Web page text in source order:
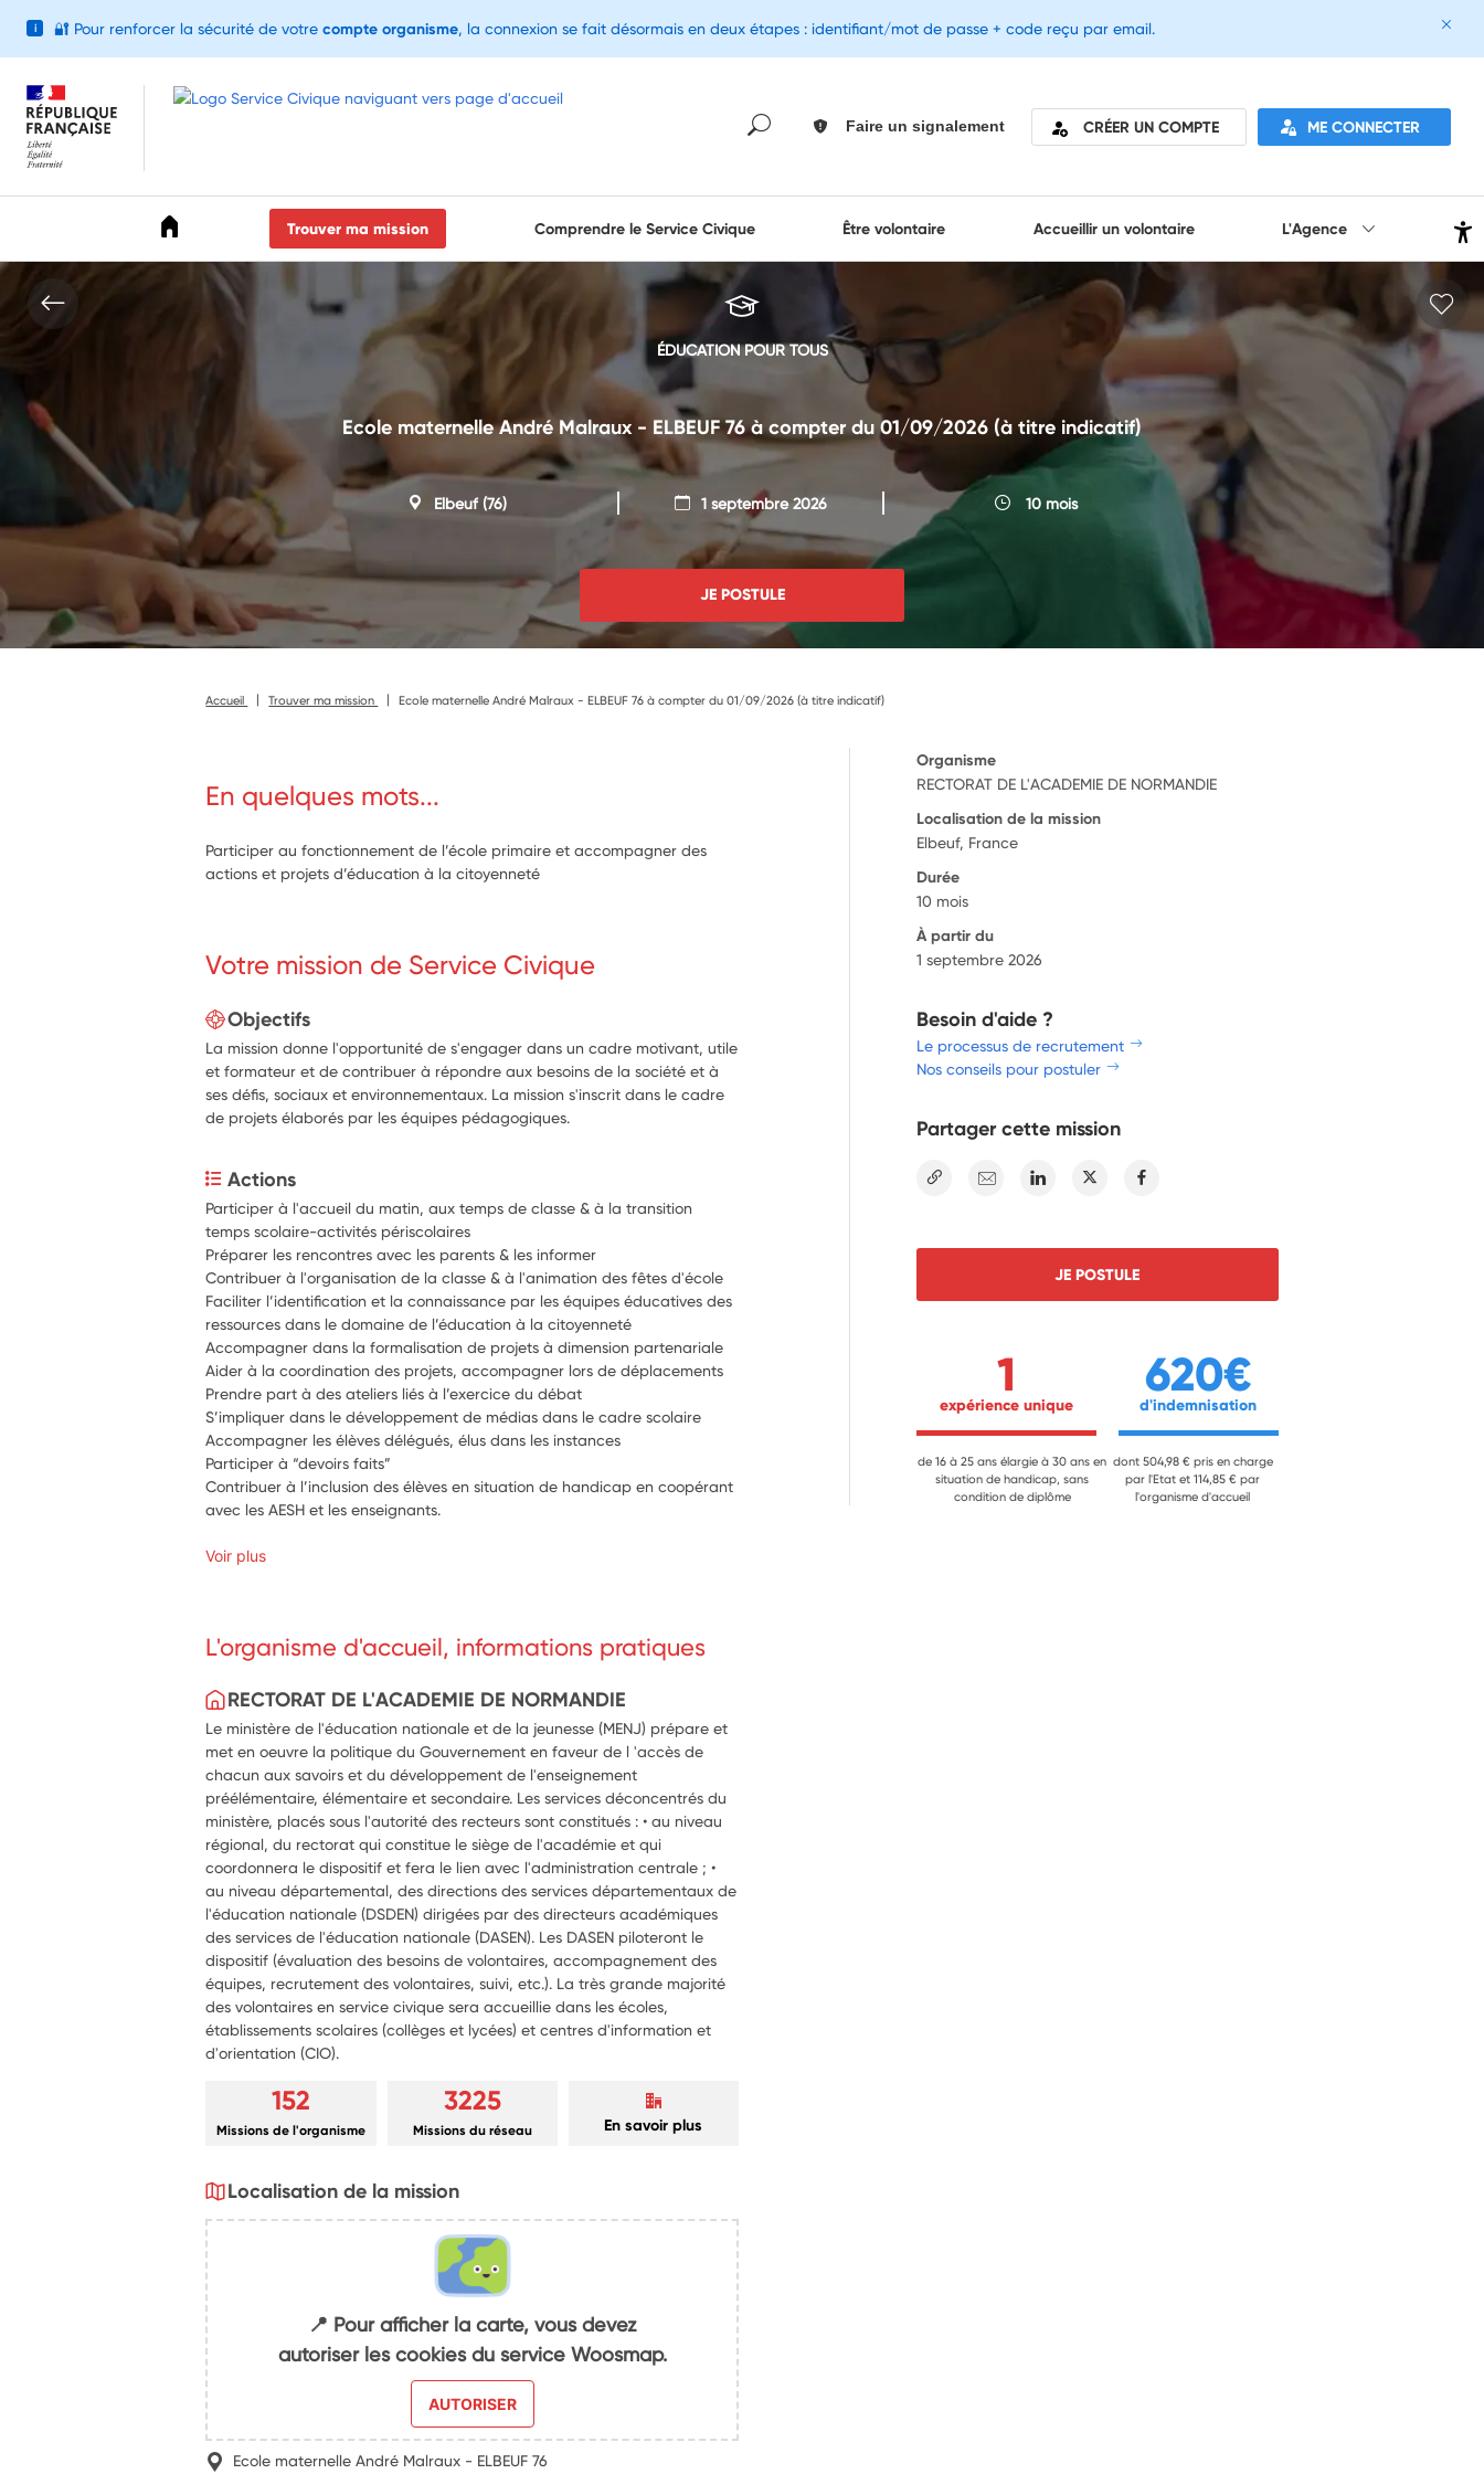
Faire un signalement CRÉER UN COMPTE ME CONNECTER
Trouver ma mission Comprendre le Service Civique Être volontaire Accueillir un volontaire L'Agence
ÉDUCATION POUR TOUS
Ecole maternelle André Malraux - ELBEUF 76 à compter du 01/09/2026 (à titre indicatif)
Elbeuf(76) 1 septembre 2026 10 mois
JE POSTULE
Accueil Trouver ma mission Ecole maternelle André Malraux - ELBEUF 76 à compter du 01/09/2026 (à titre indicatif)
En quelques mots...
Participer au fonctionnement de l’école primaire et accompagner des
actions et projets d’éducation à la citoyenneté
Votre mission de Service Civique
Objectifs
La mission donne l'opportunité de s'engager dans un cadre motivant, utile
et formateur et de contribuer à répondre aux besoins de la société et à
ses défis, sociaux et environnementaux. La mission s'inscrit dans le cadre
de projets élaborés par les équipes pédagogiques.
Actions
Participer à l'accueil du matin, aux temps de classe & à la transition
temps scolaire-activités périscolaires
Contribuer à l'organisation de la classe & à l'animation des fêtes d'école
Faciliter l’identification et la connaissance par les équipes éducatives des
ressources dans le domaine de l’éducation à la citoyenneté
Accompagner dans la formalisation de projets à dimension partenariale
Aider à la coordination des projets, accompagner lors de déplacements
Prendre part à des ateliers liés à l’exercice du débat
S’impliquer dans le développement de médias dans le cadre scolaire
Accompagner les élèves délégués, élus dans les instances
Participer à “devoirs faits”
Contribuer à l’inclusion des élèves en situation de handicap en coopérant
avec les AESH et les enseignants.
Voir plus
L'organisme d'accueil, informations pratiques
RECTORAT DE L'ACADEMIE DE NORMANDIE
Le ministère de l'éducation nationale et de la jeunesse (MENJ) prépare et
met en oeuvre la politique du Gouvernement en faveur de l 'accès de
chacun aux savoirs et du développement de l'enseignement
préélémentaire, élémentaire et secondaire. Les services déconcentrés du
ministère, placés sous l'autorité des recteurs sont constitués : • au niveau
régional, du rectorat qui constitue le siège de l'académie et qui
coordonnera le dispositif et fera le lien avec l'administration centrale ; •
au niveau départemental, des directions des services départementaux de
l'éducation nationale (DSDEN) dirigées par des directeurs académiques
des services de l'éducation nationale (DASEN). Les DASEN piloteront le
dispositif (évaluation des besoins de volontaires, accompagnement des
équipes, recrutement des volontaires, suivi, etc.). La très grande majorité
des volontaires en service civique sera accueillie dans les écoles,
établissements scolaires (collèges et lycées) et centres d'information et
d'orientation (CIO).
152
Missions de l'organisme
3225
Missions du réseau En savoir plus
Localisation de la mission
📍 Pour afficher la carte, vous devez
autoriser les cookies du service Woosmap.
AUTORISER
Ecole maternelle André Malraux - ELBEUF 76
Organisme
RECTORAT DE L'ACADEMIE DE NORMANDIE
Localisation de la mission
Elbeuf, France
Durée
10 mois
À partir du
1 septembre 2026
Besoin d'aide ?
Le processus de recrutement
Nos conseils pour postuler
Partager cette mission
E-mail Linkedin Twitter
JE POSTULE
1
expérience unique
de 16 à 25 ans élargie à 30 ans en
situation de handicap, sans
condition de diplôme
620€
d'indemnisation
dont 504,98 € pris en charge
par l'Etat et 114,85 € par
l'organisme d'accueil
i 🔐 Pour renforcer la sécurité de votre compte organisme, la connexion se fait désormais en deux étapes : identifiant/mot de passe + code reçu par email.